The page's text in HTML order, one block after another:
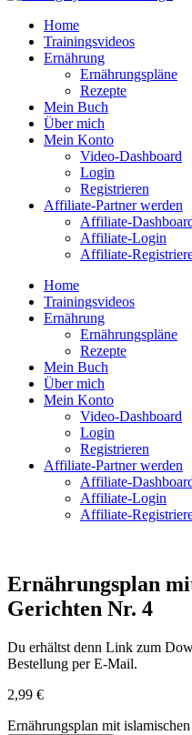
Home
Trainingsvideos
Ernährung
Ernährungspläne
Rezepte
Mein Buch
Über mich
Mein Konto
Video-Dashboard
Login
Registrieren
Affiliate-Partner werden
Affiliate-
Affiliate-Login
Affiliate-
Home
Trainingsvideos
Ernährung
Ernährungspläne
Rezepte
Mein Buch
Über mich
Mein Konto
Video-Dashboard
Login
Registrieren
Affiliate-Partner werden
Affiliate-
Affiliate-Login
Affiliate-
Ernährungsplan
Gerichten Nr. 4
Du erhältst denn Link zum
Bestellung per E-Mail.
2,99 €
Ernährungsplan mit